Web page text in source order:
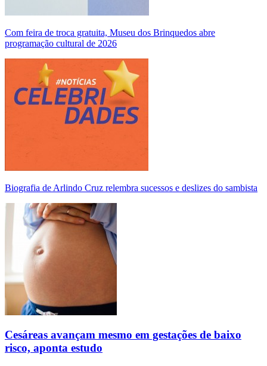
Com feira de troca gratuita, Museu dos Brinquedos abre
programação cultural de 2026
Biografia de Arlindo Cruz relembra sucessos e deslizes do sambista
Cesáreas avançam mesmo em gestações de baixo
risco, aponta estudo